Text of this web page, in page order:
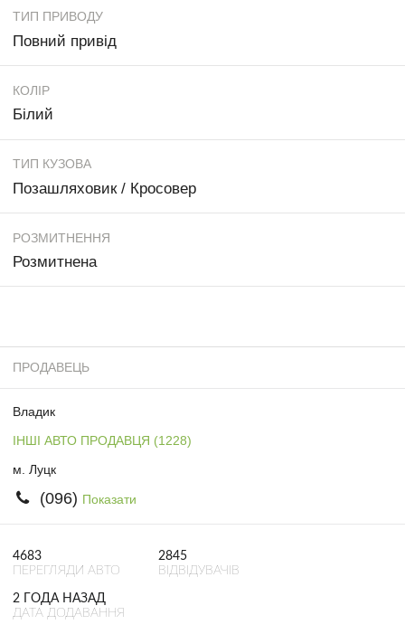
ТИП ПРИВОДУ
Повний привід
КОЛІР
Білий
ТИП КУЗОВА
Позашляховик / Кросовер
РОЗМИТНЕННЯ
Розмитнена
ПРОДАВЕЦЬ
Владик
ІНШІ АВТО ПРОДАВЦЯ (1228)
м. Луцк
(096) Показати
4683
ПЕРЕГЛЯДИ АВТО
2845
ВІДВІДУВАЧІВ
2 ГОДА НАЗАД
ДАТА ДОДАВАННЯ